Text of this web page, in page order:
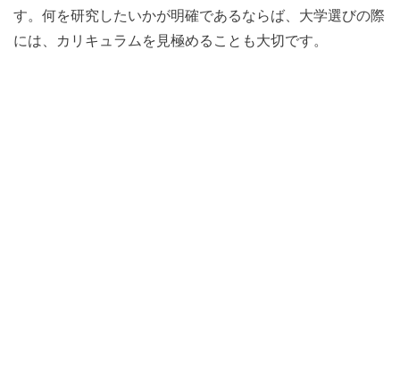
す。何を研究したいかが明確であるならば、大学選びの際
には、カリキュラムを見極めることも大切です。